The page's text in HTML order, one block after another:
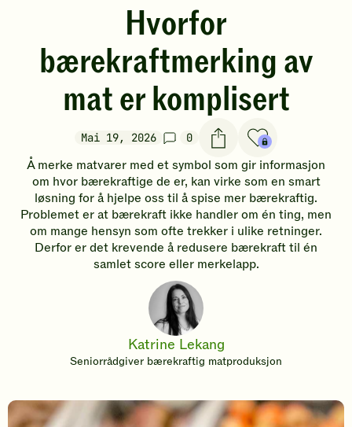
Hvorfor
bærekraftmerking av
mat er komplisert
Mai 19, 2026 0
Å merke matvarer med et symbol som gir informasjon
om hvor bærekraftige de er, kan virke som en smart
løsning for å hjelpe oss til å spise mer bærekraftig.
Problemet er at bærekraft ikke handler om én ting, men
om mange hensyn som ofte trekker i ulike retninger.
Derfor er det krevende å redusere bærekraft til én
samlet score eller merkelapp.
Katrine Lekang
Seniorrådgiver bærekraftig matproduksjon